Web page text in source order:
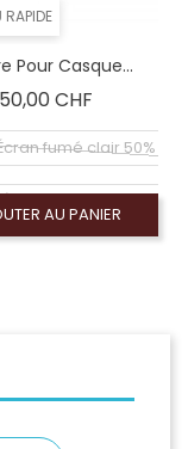
RAPIDE
Pour Casque...
50,00 CHF
fumé clair 50%
miroir argent
AU PANIER